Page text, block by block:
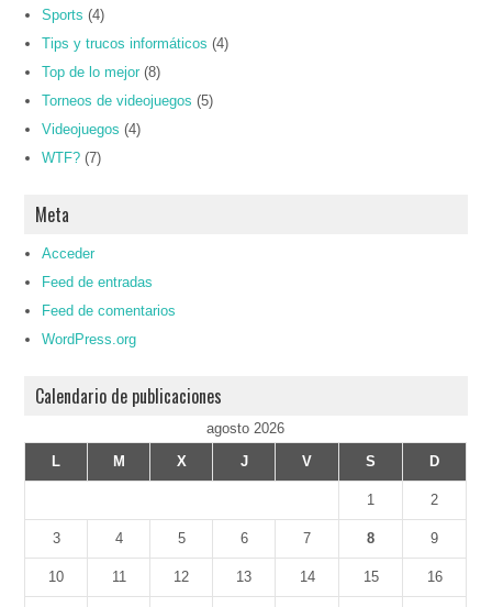
Sports (4)
Tips y trucos informáticos (4)
Top de lo mejor (8)
Torneos de videojuegos (5)
Videojuegos (4)
WTF? (7)
Meta
Acceder
Feed de entradas
Feed de comentarios
WordPress.org
Calendario de publicaciones
agosto 2026
L
M X J V S D
1 2
3 4 5 6 7 8 9
10 11 12 13 14 15 16